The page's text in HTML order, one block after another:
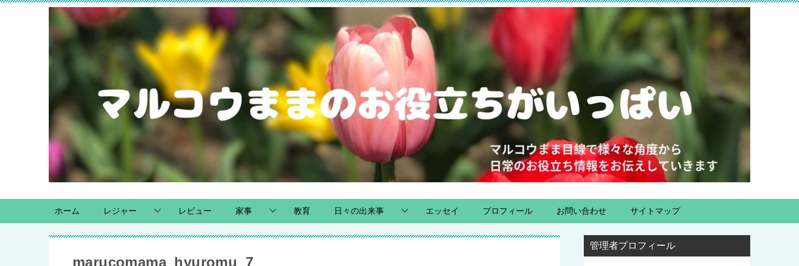
ホーム レジャー レビュー 家事 教育 日々の出来事 エッセイ プロフィール お問い合わせ サイトマップ
marucomama_hyuromu_7
管理者プロフィール